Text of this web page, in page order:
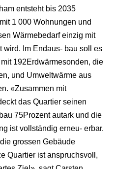
entsteht bis 2035
1 000 Wohnungen und
Wärmebedarf einzig mit
wird. Im Endaus- bau soll es
192Erdwärmesonden, die
und Umweltwärme aus
«Zusammen mit
das Quartier seinen
75Prozent autark und die
ist vollständig erneu- erbar.
grossen Gebäude
Quartier ist anspruchsvoll,